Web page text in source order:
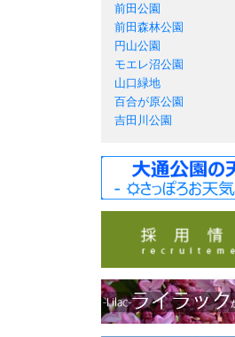
前田公園
前田森林公園
円山公園
モエレ沼公園
山口緑地
百合が原公園
吉田川公園